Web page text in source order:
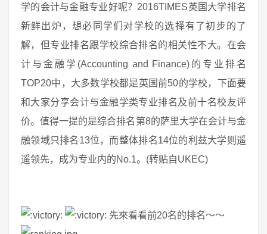
学的会计与金融专业好呢？2016TIMES英国大学排名
新鲜出炉，想必同学们对学校的选择有了初步的了
解，但专业排名跟学校综合排名的相关性不大。在会
计与金融学(Accounting and Finance)的专业排名
TOP20中，大多数学校都是英国前50的学校，下面要
和大家分享会计与金融学类专业排名及前十名校友评
价。值得一提的是综合排名第8的萨里大学在会计与金
融领域只排名13位，而整体排名14位的利兹大学则遥
遥领先，成为专业内的No.1。(转贴自UKEC)
先來看看前20名的排名～～